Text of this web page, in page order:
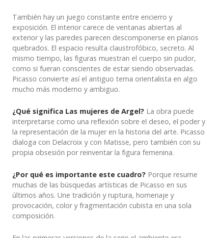
También hay un juego constante entre encierro y
exposición. El interior carece de ventanas abiertas al
exterior y las paredes parecen descomponerse en planos
quebrados. El espacio resulta claustrofóbico, secreto. Al
mismo tiempo, las figuras muestran el cuerpo sin pudor,
como si fueran conscientes de estar siendo observadas.
Picasso convierte así el antiguo tema orientalista en algo
mucho más moderno y ambiguo.
¿Qué significa Las mujeres de Argel? La obra puede
interpretarse como una reflexión sobre el deseo, el poder y
la representación de la mujer en la historia del arte. Picasso
dialoga con Delacroix y con Matisse, pero también con su
propia obsesión por reinventar la figura femenina.
¿Por qué es importante este cuadro? Porque resume
muchas de las búsquedas artísticas de Picasso en sus
últimos años. Une tradición y ruptura, homenaje y
provocación, color y fragmentación cubista en una sola
composición.